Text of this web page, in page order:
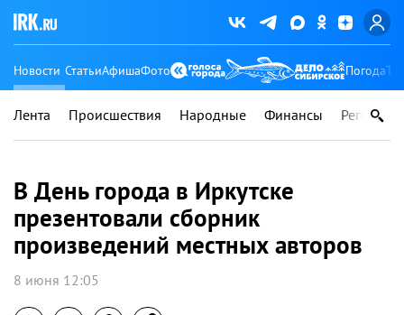
Новости СтатьиАфишаФото Погода
Лента Происшествия Народные Финансы Регионы
В День города в Иркутске
презентовали сборник
произведений местных авторов
8 июня 12:05